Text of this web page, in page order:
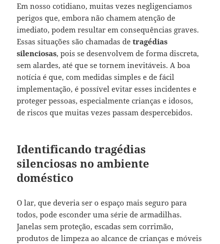
Em nosso cotidiano, muitas vezes negligenciamos
perigos que, embora não chamem atenção de
imediato, podem resultar em consequências graves.
Essas situações são chamadas detragédias
silenciosas, pois se desenvolvem de forma discreta,
sem alardes, até que se tornem inevitáveis. A boa
notícia é que, com medidas simples e de fácil
implementação, é possível evitar esses incidentes e
proteger pessoas, especialmente crianças e idosos,
de riscos que muitas vezes passam despercebidos.
Identificando tragédias
silenciosas no ambiente
doméstico
O lar, que deveria ser o espaço mais seguro para
todos, pode esconder uma série de armadilhas.
Janelas sem proteção, escadas sem corrimão,
produtos de limpeza ao alcance de crianças e móveis